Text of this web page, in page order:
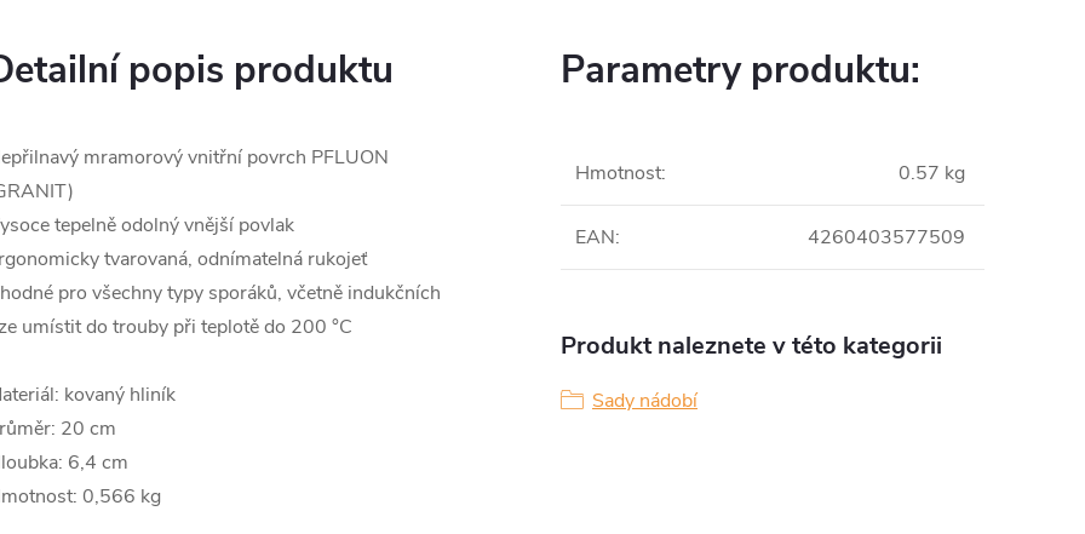
popis produktu
mramorový vnitřní povrch PFLUON
tepelně odolný vnější povlak
tvarovaná, odnímatelná rukojeť
pro všechny typy sporáků, včetně indukčních
umístit do trouby při teplotě do 200 °C
kovaný hliník
20 cm
6,4 cm
0,566 kg
Parametry produktu:
Hmotnost: 0.57 kg
EAN: 4260403577509
Produkt naleznete v této kategorii
Sady nádobí